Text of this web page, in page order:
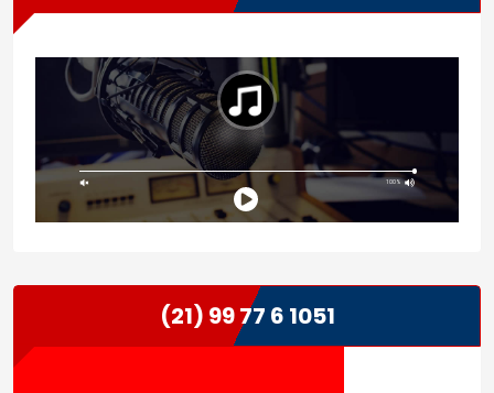
(21) 99 77 6 1051